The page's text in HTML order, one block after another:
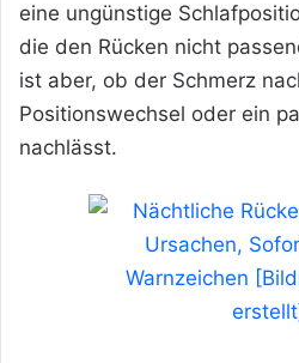
eine ungünstige
die den Rücken nicht
ist aber, ob der Schmerz
Positionswechsel oder ein
nachlässt.